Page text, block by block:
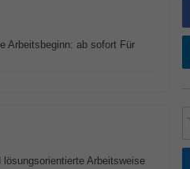
Arbeitsbeginn: ab sofort Für
Arbeitsweise